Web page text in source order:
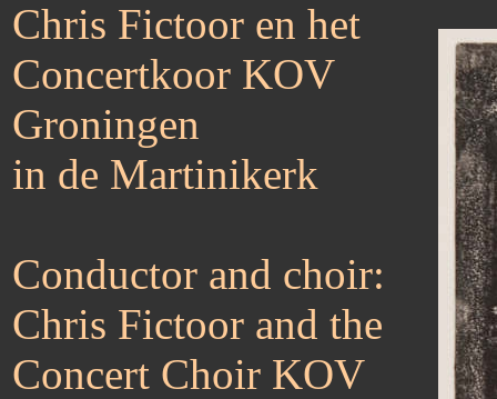
Chris Fictoor en het
Concertkoor KOV
Groningen
in de Martinikerk
Conductor and choir:
Chris Fictoor and the
Concert Choir KOV